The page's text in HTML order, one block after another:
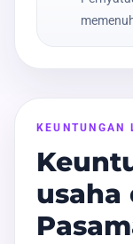
KEUNTUNGAN
usaha